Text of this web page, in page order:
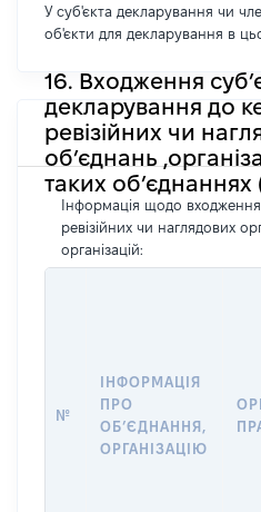
У суб'єкта декларування чи
об'єкти для декларування в
16. Входження
декларування до
ревізійних чи
об’єднань
таких об’єднаннях
Інформація щодо
ревізійних чи наглядових
організацій:
№
ІНФОРМАЦІЯ
ПРО
ОБʼЄДНАННЯ,
ОРГАНІЗАЦІЮ